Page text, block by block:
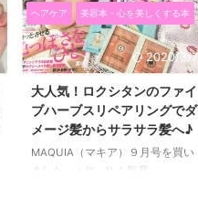
ホットクレンジングジェルを試し
てみました(*^▽^*) ネットの口コ
ミを以前見てから、ずっと気にな
っていたんですよね～！！ マナ
ラホットクレンジングゲルは、
91.4％美容液成分配合で、 メイク
や毛穴の黒ずみを落としながら潤
いも与えてくれるんです！ マナ
ラ ホットクレンジングゲルを早
ヘアケア 美容本・心を美しくする本
2020/3/7
大人気！ロクシタンのファイ
ブハーブスリペアリングでダ
メージ髪からサラサラ髪へ♪
MAQUIA（マキア）９月号を買い
ました～ヽ(^。^)ノ 毎月、